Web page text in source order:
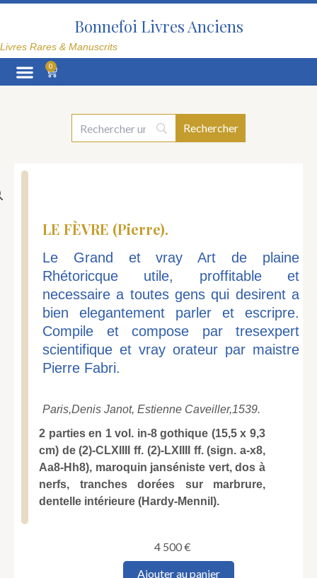
Aller
Bonnefoi Livres Anciens
Livres Rares & Manuscrits
0
Panier
LE FÈVRE (Pierre).
Le Grand et vray Art de plaine
Rhétoricque utile, proffitable et
necessaire a toutes gens qui desirent a
bien elegantement parler et escripre.
Compile et compose par tresexpert
scientifique et vray orateur par maistre
Pierre Fabri.
Paris,Denis Janot, Estienne Caveiller,1539.
2 parties en 1 vol. in-8 gothique (15,5 x 9,3
cm) de (2)-CLXIIII ff. (2)-LXIIII ff. (sign. a-x8,
Aa8-Hh8), maroquin janséniste vert, dos à
nerfs, tranches dorées sur marbrure,
dentelle intérieure (Hardy-Mennil).
4 500€
quantitéAjouter au panier